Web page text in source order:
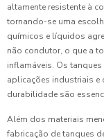
altamente resistente à
tornando-se uma
químicos e líquidos
não condutor, o que a
inflamáveis. Os
aplicações industriais e
durabilidade são
Além dos materiais
fabricação de tanques